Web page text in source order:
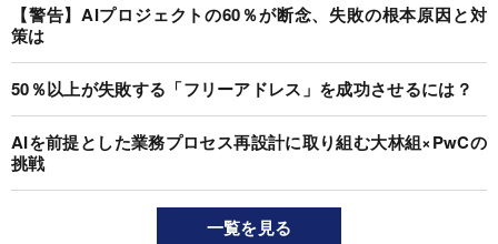
【警告】AIプロジェクトの60％が断念、失敗の根本原因と対
策は
50％以上が失敗する「フリーアドレス」を成功させるには？
AIを前提とした業務プロセス再設計に取り組む大林組×PwCの
挑戦
一覧を見る